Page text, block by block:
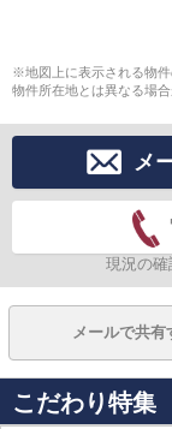
※地図上に表示される物
物件所在地とは異なる場合
メ
現況の確
メールで共有
こだわり特集